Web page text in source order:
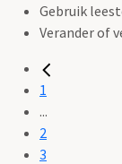
Gebruik
Verander of
1
...
2
3